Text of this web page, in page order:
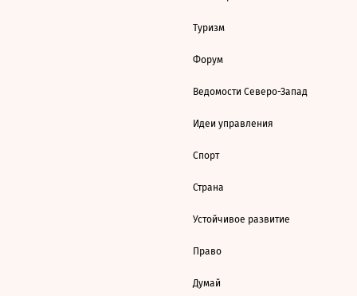
Туризм
Форум
Ведомости Северо-Запад
Идеи управления
Спорт
Страна
Устойчивое развитие
Право
Думай